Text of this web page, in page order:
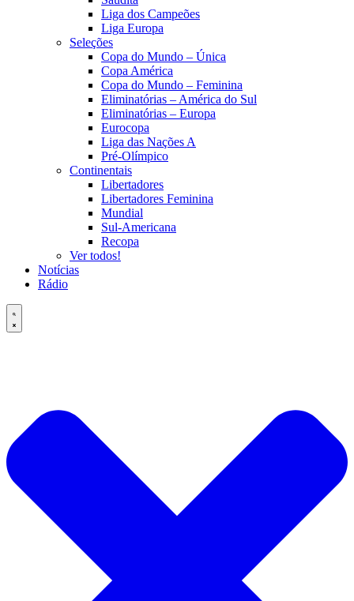
Liga dos Campeões
Liga Europa
Seleções
Copa do Mundo – Única
Copa América
Copa do Mundo – Feminina
Eliminatórias – América do Sul
Eliminatórias – Europa
Eurocopa
Liga das Nações A
Pré-Olímpico
Continentais
Libertadores
Libertadores Feminina
Mundial
Sul-Americana
Recopa
Ver todos!
Notícias
Rádio